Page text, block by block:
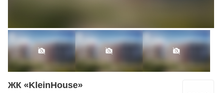
ЖК «KleinHouse»